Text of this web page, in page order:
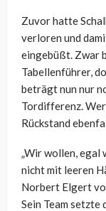
Zuvor hatte
verloren und
eingebüßt. Zwar
Tabellenführer,
beträgt nun nur
Tordifferenz.
Rückstand
„Wir wollen, egal
nicht mit leeren
Norbert Elgert
Sein Team setzte